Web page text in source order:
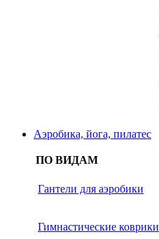
Аэробика, йога, пилатес
ПО ВИДАМ
Гантели для аэробики
Гимнастические коврики